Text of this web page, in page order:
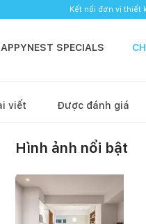
Kết nối đơn vị thiết
SPECIALS
viết Được đánh giá
Hình ảnh nổi bật